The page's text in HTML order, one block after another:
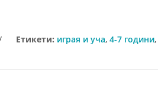
Етикети: играя и уча, 4-7 години,